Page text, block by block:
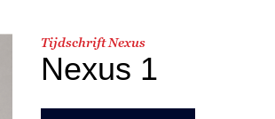
Tijdschrift Nexus
Nexus 1